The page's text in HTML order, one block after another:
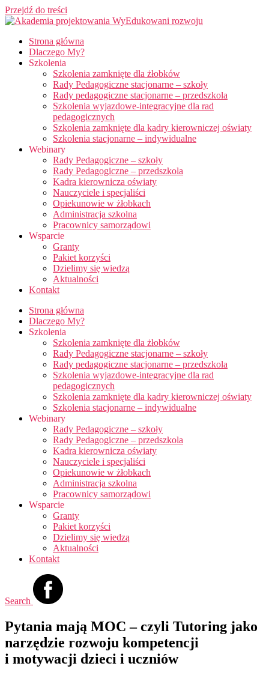
Przejdź do treści
Strona główna
Dlaczego My?
Szkolenia
Szkolenia zamknięte dla żłobków
Rady Pedagogiczne stacjonarne – szkoły
Rady pedagogiczne stacjonarne – przedszkola
Szkolenia wyjazdowe-integracyjne dla rad
pedagogicznych
Szkolenia zamknięte dla kadry kierowniczej oświaty
Szkolenia stacjonarne – indywidualne
Webinary
Rady Pedagogiczne – szkoły
Rady Pedagogiczne – przedszkola
Kadra kierownicza oświaty
Nauczyciele i specjaliści
Opiekunowie w żłobkach
Administracja szkolna
Pracownicy samorządowi
Wsparcie
Granty
Pakiet korzyści
Dzielimy się wiedzą
Aktualności
Kontakt
Strona główna
Dlaczego My?
Szkolenia
Szkolenia zamknięte dla żłobków
Rady Pedagogiczne stacjonarne – szkoły
Rady pedagogiczne stacjonarne – przedszkola
Szkolenia wyjazdowe-integracyjne dla rad
pedagogicznych
Szkolenia zamknięte dla kadry kierowniczej oświaty
Szkolenia stacjonarne – indywidualne
Webinary
Rady Pedagogiczne – szkoły
Rady Pedagogiczne – przedszkola
Kadra kierownicza oświaty
Nauczyciele i specjaliści
Opiekunowie w żłobkach
Administracja szkolna
Pracownicy samorządowi
Wsparcie
Granty
Pakiet korzyści
Dzielimy się wiedzą
Aktualności
Kontakt
Search
Pytania mają MOC – czyli Tutoring jako
narzędzie rozwoju kompetencji
i motywacji dzieci i uczniów